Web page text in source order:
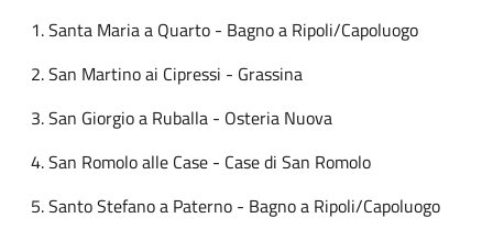
Santa Maria a Quarto - Bagno a Ripoli/Capoluogo
San Martino ai Cipressi - Grassina
San Giorgio a Ruballa - Osteria Nuova
San Romolo alle Case - Case di San Romolo
Santo Stefano a Paterno - Bagno a Ripoli/Capoluogo